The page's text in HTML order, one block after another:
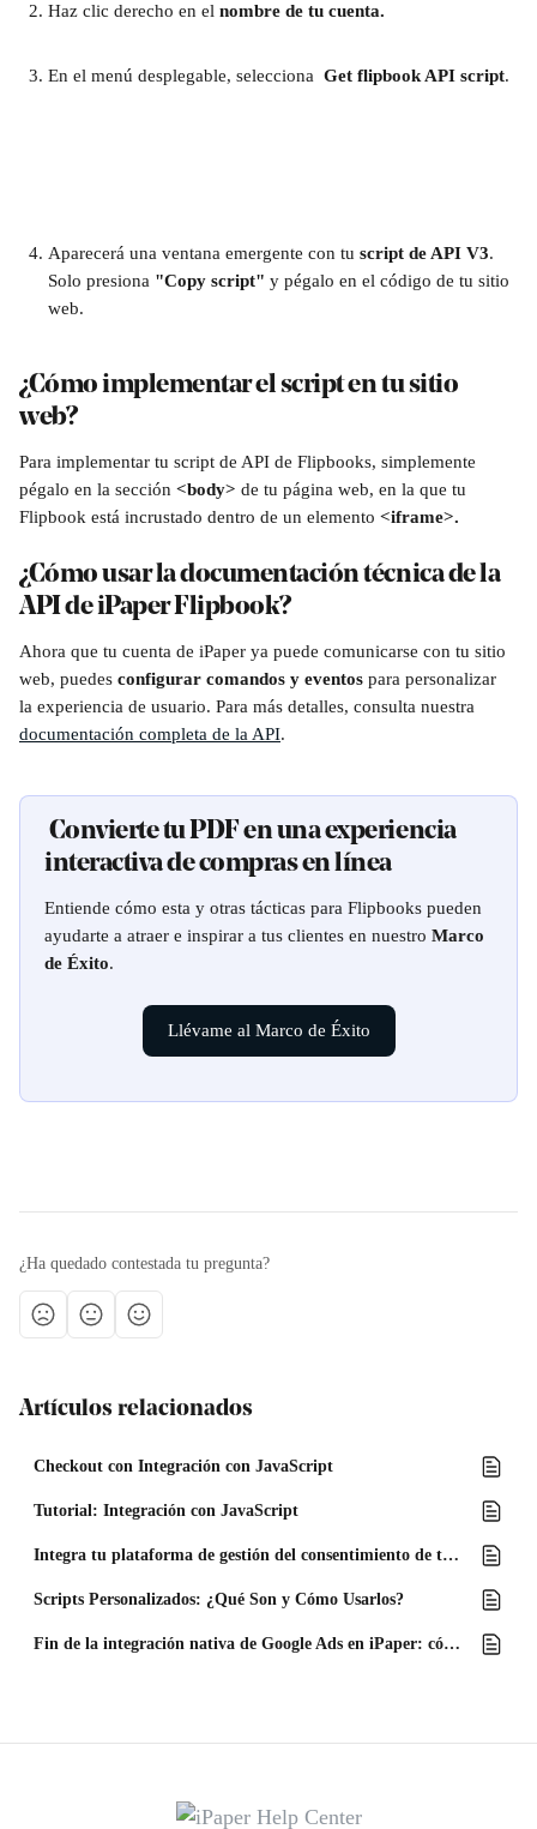
Haz clic derecho en el nombre de tu cuenta.
En el menú desplegable, selecciona Get flipbook API script.
Aparecerá una ventana emergente con tu script de API V3.
Solo presiona "Copy script" y pégalo en el código de tu sitio
web.
¿Cómo implementar el script en tu sitio
web?
Para implementar tu script de API de Flipbooks, simplemente
pégalo en la sección <body> de tu página web, en la que tu
Flipbook está incrustado dentro de un elemento <iframe>.
¿Cómo usar la documentación técnica de la
API de iPaper Flipbook?
Ahora que tu cuenta de iPaper ya puede comunicarse con tu sitio
web, puedes configurar comandos y eventos para personalizar
la experiencia de usuario. Para más detalles, consulta nuestra
documentación completa de la API.
Convierte tu PDF en una experiencia
interactiva de compras en línea
Entiende cómo esta y otras tácticas para Flipbooks pueden
ayudarte a atraer e inspirar a tus clientes en nuestro Marco
de Éxito.
Llévame al Marco de Éxito
¿Ha quedado contestada tu pregunta?
Artículos relacionados
Checkout con Integración con JavaScript
Tutorial: Integración con JavaScript
Integra tu plataforma de gestión del consentimiento de terceros con iPaper
Scripts Personalizados: ¿Qué Son y Cómo Usarlos?
Fin de la integración nativa de Google Ads en iPaper: cómo continuar con el rastreo